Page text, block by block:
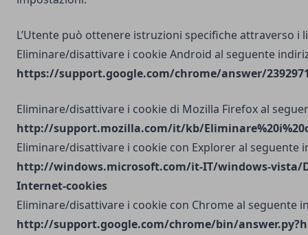
L’Utente può ottenere istruzioni specifiche attraverso i
Eliminare/disattivare i cookie Android al seguente
https://support.google.com/chrome/answer/
Eliminare/disattivare i cookie di Mozilla Firefox al
http://support.mozilla.com/it/kb/
Eliminare/disattivare i cookie con Explorer al seguente
http://windows.microsoft.com/it-IT/windows-vista/
Internet-cookies
Eliminare/disattivare i cookie con Chrome al seguente
http://support.google.com/chrome/bin/